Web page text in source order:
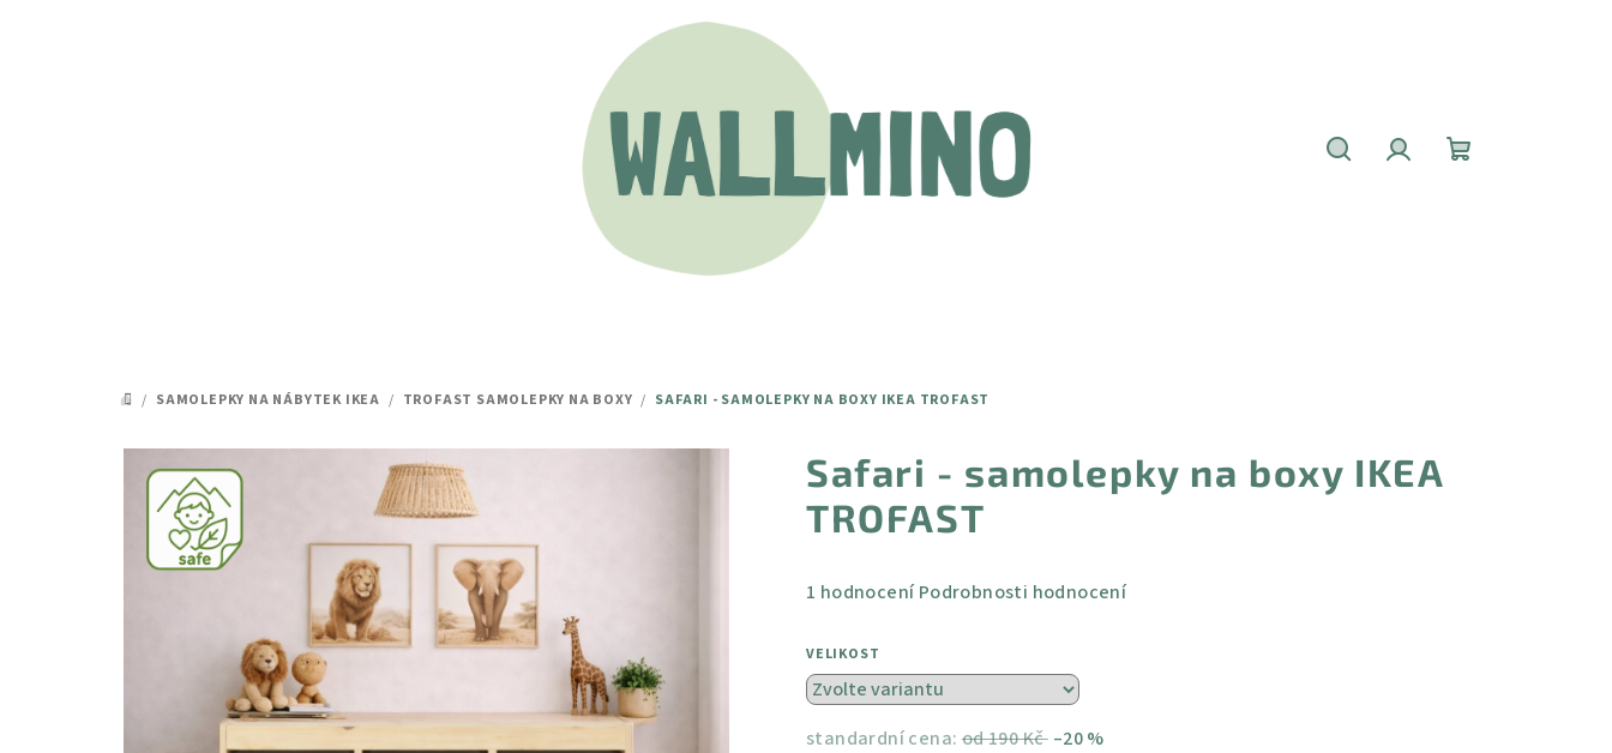
DOMŮ
/ SAMOLEPKY NA NÁBYTEK IKEA / TROFAST SAMOLEPKY NA BOXY / SAFARI - SAMOLEPKY NA BOXY IKEA TROFAST
Safari - samolepky na boxy IKEA
TROFAST
Průměrné
produktu
je
5,0
z
1 hodnocení Podrobnosti hodnocení
VELIKOST
standardní cena: od 190 Kč –20 %